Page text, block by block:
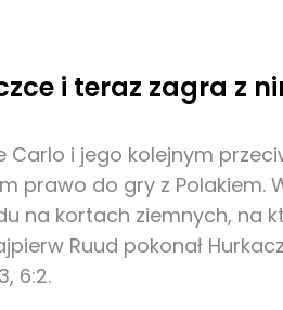
i teraz zagra z
i jego kolejnym
do gry z Polakiem.
na kortach ziemnych, na
Ruud pokonał
6:2.